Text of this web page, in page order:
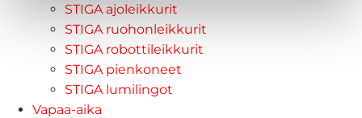
STIGA ajoleikkurit
STIGA ruohonleikkurit
STIGA robottileikkurit
STIGA pienkoneet
STIGA lumilingot
Vapaa-aika